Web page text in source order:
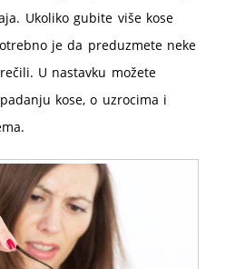
Ukoliko gubite više kose
je da preduzmete neke
U nastavku možete
kose, o uzrocima i